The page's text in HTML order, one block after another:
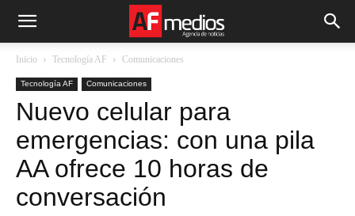
Inicio Tecnología AF Comunicaciones
Tecnología AF Comunicaciones
Nuevo celular para
emergencias: con una pila
AA ofrece 10 horas de
conversación